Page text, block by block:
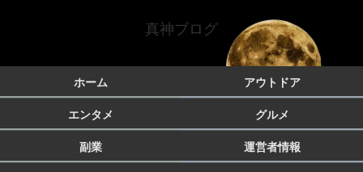
真神ブログ
ホーム アウトドア
エンタメ グルメ
副業 運営者情報